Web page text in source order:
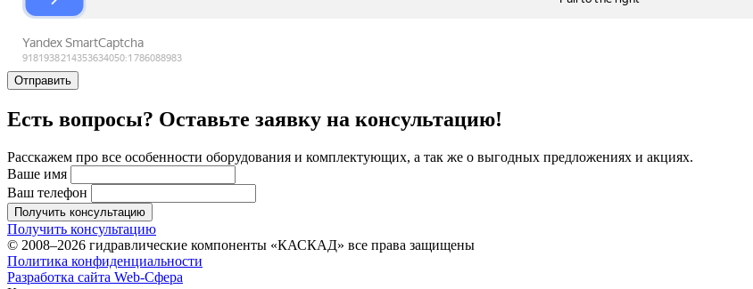
Отправить
Есть вопросы? Оставьте заявку на консультацию!
Расскажем про все особенности оборудования и комплектующих, а так же о выгодных предложениях и акциях.
Ваше имя
Ваш телефон
Получить консультацию
Получить консультацию
© 2008–2026 гидравлические компоненты «КАСКАД» все права защищены
Политика конфиденциальности
Разработка сайта Web-Сфера